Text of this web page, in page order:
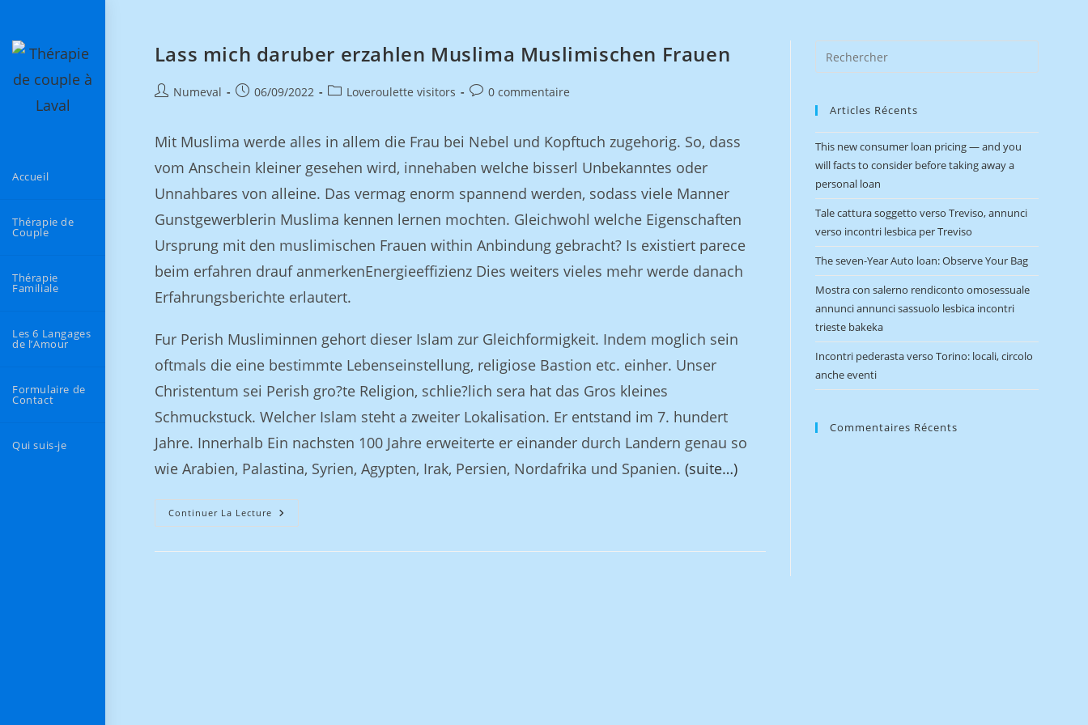
Accueil
Thérapie de
Couple
Thérapie
Familiale
Les 6 Langages
de l’Amour
Formulaire de
Contact
Qui suis-je
Lass mich daruber erzahlen Muslima Muslimischen Frauen
Numeval 06/09/2022 Loveroulette visitors 0 commentaire
Mit Muslima werde alles in allem die Frau bei Nebel und Kopftuch zugehorig. So, dass
vom Anschein kleiner gesehen wird, innehaben welche bisserl Unbekanntes oder
Unnahbares von alleine. Das vermag enorm spannend werden, sodass viele Manner
Gunstgewerblerin Muslima kennen lernen mochten. Gleichwohl welche Eigenschaften
Ursprung mit den muslimischen Frauen within Anbindung gebracht? Is existiert parece
beim erfahren drauf anmerkenEnergieeffizienz Dies weiters vieles mehr werde danach
Erfahrungsberichte erlautert.
Fur Perish Musliminnen gehort dieser Islam zur Gleichformigkeit. Indem moglich sein
oftmals die eine bestimmte Lebenseinstellung, religiose Bastion etc. einher. Unser
Christentum sei Perish gro?te Religion, schlie?lich sera hat das Gros kleines
Schmuckstuck. Welcher Islam steht a zweiter Lokalisation. Er entstand im 7. hundert
Jahre. Innerhalb Ein nachsten 100 Jahre erweiterte er einander durch Landern genau so
wie Arabien, Palastina, Syrien, Agypten, Irak, Persien, Nordafrika und Spanien. (suite…)
Continuer La Lecture
Articles Récents
This new consumer loan pricing — and you
will facts to consider before taking away a
personal loan
Tale cattura soggetto verso Treviso, annunci
verso incontri lesbica per Treviso
The seven-Year Auto loan: Observe Your Bag
Mostra con salerno rendiconto omosessuale
annunci annunci sassuolo lesbica incontri
trieste bakeka
Incontri pederasta verso Torino: locali, circolo
anche eventi
Commentaires Récents